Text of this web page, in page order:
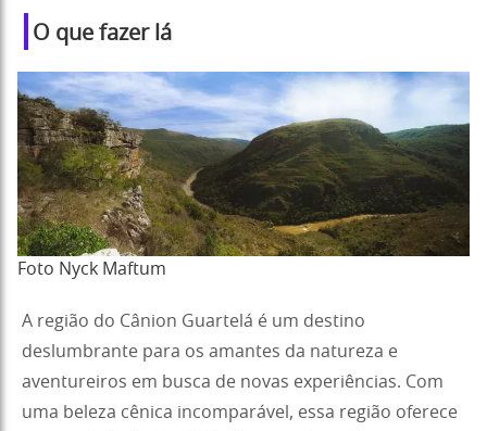
O que fazer lá
Foto Nyck Maftum
A região do Cânion Guartelá é um destino
deslumbrante para os amantes da natureza e
aventureiros em busca de novas experiências. Com
uma beleza cênica incomparável, essa região oferece